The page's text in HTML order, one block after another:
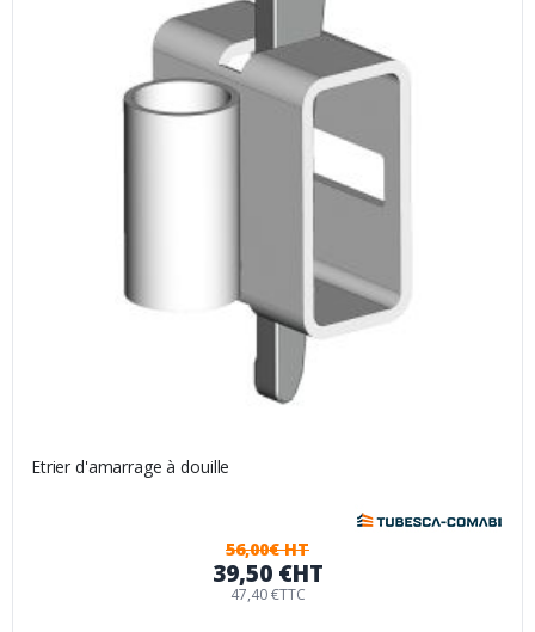
Etrier d'amarrage à douille
56,00€ HT
39,50 €HT
47,40 €TTC